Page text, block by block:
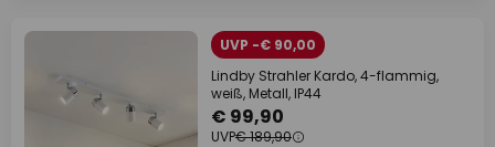
UVP -€ 90,00
Lindby Strahler Kardo, 4-flammig,
weiß, Metall, IP44
€ 99,90
UVP€ 189,90